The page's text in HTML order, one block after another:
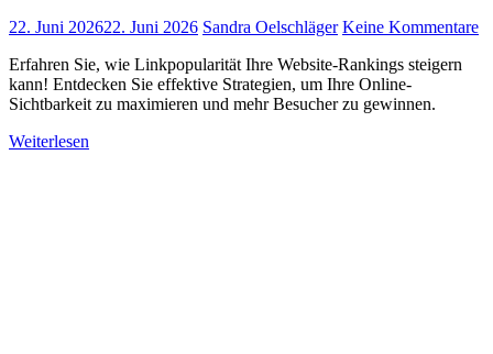
22. Juni 202622. Juni 2026 Sandra Oelschläger Keine Kommentare
Erfahren Sie, wie Linkpopularität Ihre Website-Rankings steigern
kann! Entdecken Sie effektive Strategien, um Ihre Online-
Sichtbarkeit zu maximieren und mehr Besucher zu gewinnen.
Weiterlesen